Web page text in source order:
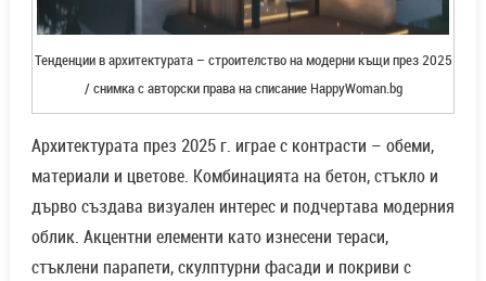
Тенденции в архитектурата – строителство на модерни къщи през 2025
/ снимка с авторски права на списание HappyWoman.bg
Архитектурата през 2025 г. играе с контрасти – обеми,
материали и цветове. Комбинацията на бетон, стъкло и
дърво създава визуален интерес и подчертава модерния
облик. Акцентни елементи като изнесени тераси,
стъклени парапети, скулптурни фасади и покриви с